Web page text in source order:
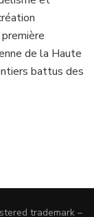
de la Haute
battus des
trademark –